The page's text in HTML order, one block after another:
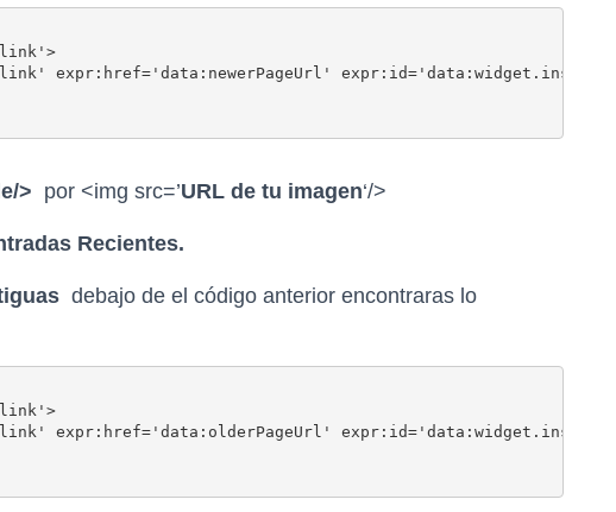
expr:href='data:newerPageUrl'
> por <img src=’URL de tu imagen‘/>
Recientes.
debajo de el código anterior encontraras lo
expr:href='data:olderPageUrl'